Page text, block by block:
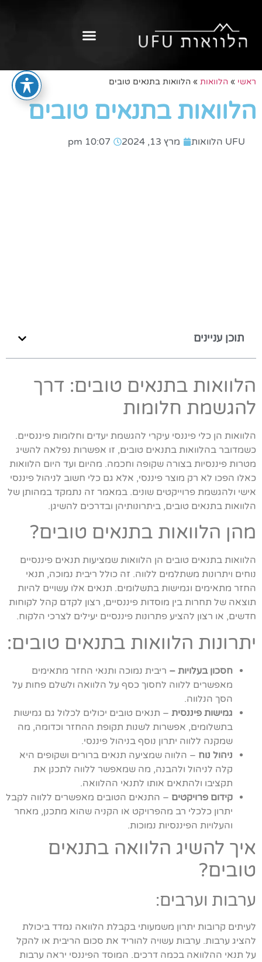
ראשי » הלוואות » הלוואות בתנאים טובים
הלוואות בתנאים טובים
UFU הלוואות מרץ 13, 2024 10:07 pm
תוכן עניינים
הלוואות בתנאים טובים: דרך
להגשמת חלומות
הלוואות הן כלי פיננסי עיקרי להגשמת יעדים וחלומות פיננסיים.
כשמדובר בהלוואות בתנאים טובים, זו אפשרות נפלאה להשיג
מטרות פיננסיות בצורה שקופה וחכמה. מהיום ועד היום הלוואות
כאלו הפכו לא רק מוצר פיננסי, אלא גם כלי חשוב לניהול פיננסי
אישי ולהגשמת פרוייקטים שונים. במאמר זה נתמקד במהותן של
הלוואות בתנאים טובים, ביתרונותיהן ובדרכים להשיגן.
מהן הלוואות בתנאים טובים?
הלוואות בתנאים טובים הן הלוואות שמציעות תנאים פיננסיים
נוחים ויתרונות משתלמים ללווה. זה כולל ריבית נמוכה, תנאי
החזר מתאימים וגמישות בתשלומים. תנאים אלו עשויים להיות
תוצאה של תחרות בין מוסדות פיננסיים, רצון לקדם קהל לקוחות
חדשים, או רצון להציע פתרונות פיננסיים יעילים לצרכי הלקוח.
יתרונות הלוואות בתנאים טובים:
חסכון בעלויות – ריבית נמוכה ותנאי החזר מתאימים
מאפשרים ללווה לחסוך כסף על הלוואה ולשלם פחות על
הסך הנלווה.
גמישות פיננסית – תנאים טובים יכולים לכלול גם גמישות
בתשלומים, אפשרות לשנות תקופת ההחזר וכדומה, מה
שמקנה ללווה יתרון נוסף בניהול פיננסי.
ניהול נוח – הלווה שמציעה תנאים ברורים ושקופים היא
קלה לניהול ולהבנה, מה שמאפשר ללווה לתכנן את
תקציבו ולהתאים אותו לתנאי ההלוואה.
קידום פרויקטים – התנאים הטובים מאפשרים ללווה לקבל
יתרון כלכלי רב מהפרויקט או הקניה שהוא מתכנן, מאחר
והעלויות הפיננסיות נמוכות.
איך להשיג הלוואה בתנאים
טובים?
ערבות וערבים:
לעיתים קרובות יתרון משמעותי בקבלת הלוואה נמדד ביכולת
להציג ערבות. ערבות עשויה להוריד את סכום הריבית או להקל
על תנאי ההלוואה בכמה דרכים. המוסד הפיננסי יראה ערבות